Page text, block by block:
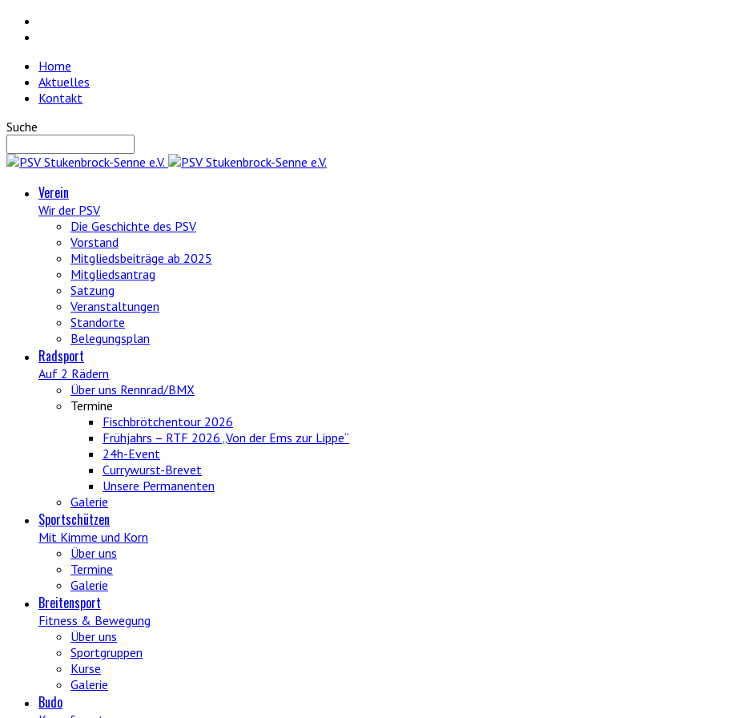
Home
Aktuelles
Kontakt
Suche
Verein
Wir der PSV
Die Geschichte des PSV
Vorstand
Mitgliedsbeiträge ab 2025
Mitgliedsantrag
Satzung
Veranstaltungen
Standorte
Belegungsplan
Radsport
Auf 2 Rädern
Über uns Rennrad/BMX
Termine
Fischbrötchentour 2026
Frühjahrs – RTF 2026 „Von der Ems zur Lippe“
24h-Event
Currywurst-Brevet
Unsere Permanenten
Galerie
Sportschützen
Mit Kimme und Korn
Über uns
Termine
Galerie
Breitensport
Fitness & Bewegung
Über uns
Sportgruppen
Kurse
Galerie
Budo